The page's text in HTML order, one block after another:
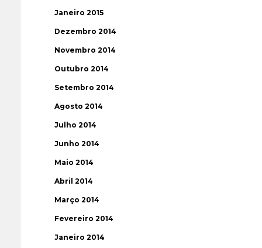
Janeiro 2015
Dezembro 2014
Novembro 2014
Outubro 2014
Setembro 2014
Agosto 2014
Julho 2014
Junho 2014
Maio 2014
Abril 2014
Março 2014
Fevereiro 2014
Janeiro 2014